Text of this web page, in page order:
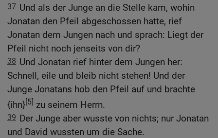
37 Und als der Junge an die Stelle kam, wohin
Jonatan den Pfeil abgeschossen hatte, rief
Jonatan dem Jungen nach und sprach: Liegt der
Pfeil nicht noch jenseits von dir?
38 Und Jonatan rief hinter dem Jungen her:
Schnell, eile und bleib nicht stehen! Und der
Junge Jonatans hob den Pfeil auf und brachte
{ihn}[5] zu seinem Herrn.
39 Der Junge aber wusste von nichts; nur Jonatan
und David wussten um die Sache.